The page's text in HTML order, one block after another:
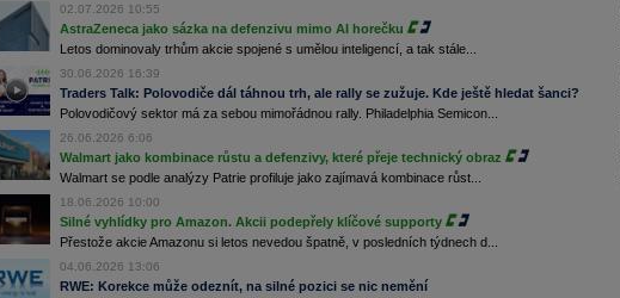
02.07.2026 10:55
AstraZeneca jako sázka na defenzivu mimo AI horečku
Letos dominovaly trhům akcie spojené s umělou inteligencí, a tak stále...
30.06.2026 16:39
Traders Talk: Polovodiče dál táhnou trh, ale rally se zužuje. Kde ještě hledat šanci?
Polovodičový sektor má za sebou mimořádnou rally. Philadelphia Semicon...
26.06.2026 6:06
Walmart jako kombinace růstu a defenzivy, které přeje technický obraz
Walmart se podle analýzy Patrie profiluje jako zajímavá kombinace růst...
18.06.2026 10:00
Silné vyhlídky pro Amazon. Akcii podepřely klíčové supporty
Přestože akcie Amazonu si letos nevedou špatně, v posledních týdnech d...
04.06.2026 13:06
RWE: Korekce může odeznít, na silné pozici se nic nemění